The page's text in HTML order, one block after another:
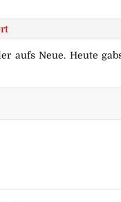
aufs Neue. Heute